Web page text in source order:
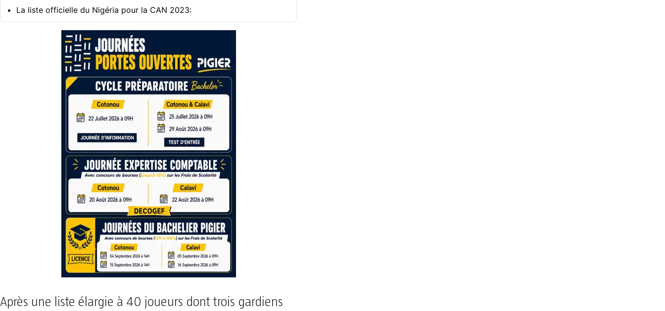
La liste officielle du Nigéria pour la CAN 2023:
Après une liste élargie à 40 joueurs dont trois gardiens